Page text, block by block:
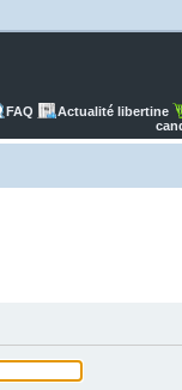
FAQ
Actualité libertine